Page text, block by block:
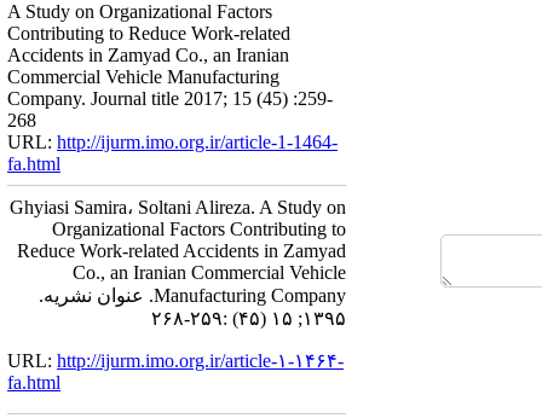
A Study on Organizational Factors
Contributing to Reduce Work-related
Accidents in Zamyad Co., an Iranian
Commercial Vehicle Manufacturing
Company. Journal title 2017; 15 (45) :259-
268
URL: http://ijurm.imo.org.ir/article-1-1464-
fa.html
Ghyiasi Samira، Soltani Alireza. A Study on
Organizational Factors Contributing to
Reduce Work-related Accidents in Zamyad
Co., an Iranian Commercial Vehicle
Manufacturing Company. عنوان نشریه.
۱۳۹۵; ۱۵ (۴۵) :۲۵۹-۲۶۸
URL: http://ijurm.imo.org.ir/article-۱-۱۴۶۴-
fa.html